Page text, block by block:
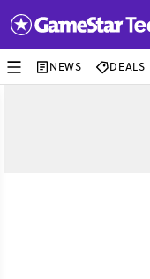
NEWS DEALS